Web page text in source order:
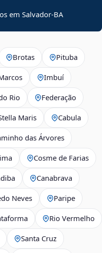
em Salvador-BA
Brotas Pituba
Imbuí
Rio Federação
Maris Cabula
das Árvores
Cosme de Farias
Canabrava
Neves Paripe
Rio Vermelho
Santa Cruz